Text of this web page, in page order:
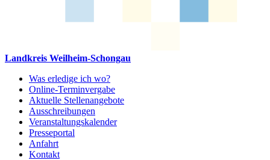
Landkreis Weilheim-Schongau
Was erledige ich wo?
Online-Terminvergabe
Aktuelle Stellenangebote
Ausschreibungen
Veranstaltungskalender
Presseportal
Anfahrt
Kontakt